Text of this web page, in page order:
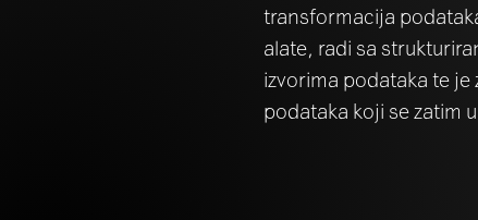
transformacija
alate, radi sa
izvorima podataka te
podataka koji se zatim